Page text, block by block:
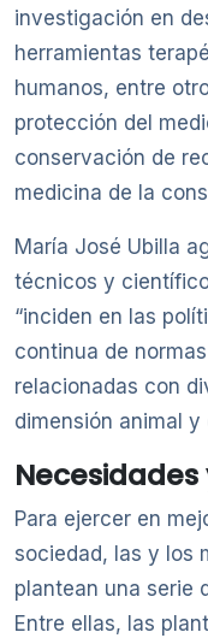
investigación en
herramientas
humanos, entre
protección del
conservación de
medicina de la
María José Ubilla
técnicos y
“inciden en las
continua de
relacionadas con
dimensión animal y
Para ejercer en
sociedad, las y los
plantean una serie
Entre ellas, las